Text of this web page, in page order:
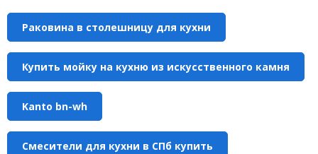
Раковина в столешницу для кухни
Купить мойку на кухню из искусственного камня
Kanto bn-wh
Смесители для кухни в СПб купить